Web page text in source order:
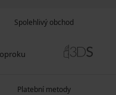
Spolehlivý obchod
Platební metody